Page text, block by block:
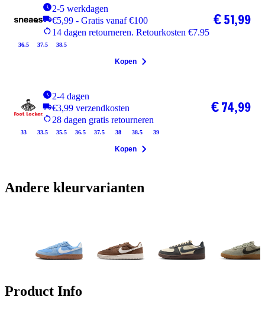
2-5 werkdagen
€5,99 - Gratis vanaf €100
14 dagen retourneren. Retourkosten €7.95
36.5 37.5 38.5
€ 51,99
Kopen
2-4 dagen
€3,99 verzendkosten
28 dagen gratis retourneren
33 33.5 35.5 36.5 37.5 38 38.5 39
€ 74,99
Kopen
Andere kleurvarianten
Product Info